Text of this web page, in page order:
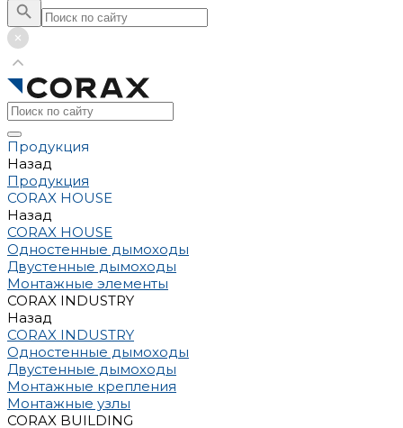
Продукция
Назад
Продукция
CORAX HOUSE
Назад
CORAX HOUSE
Одностенные дымоходы
Двустенные дымоходы
Монтажные элементы
CORAX INDUSTRY
Назад
CORAX INDUSTRY
Одностенные дымоходы
Двустенные дымоходы
Монтажные крепления
Монтажные узлы
CORAX BUILDING